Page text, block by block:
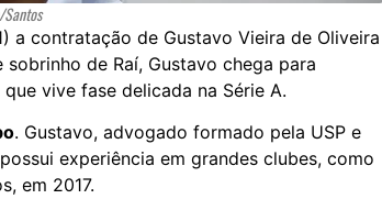
a contratação de Gustavo Vieira de Oliveira
de Raí, Gustavo chega para
vive fase delicada na Série A.
. Gustavo, advogado formado pela USP e
experiência em grandes clubes, como
em 2017.